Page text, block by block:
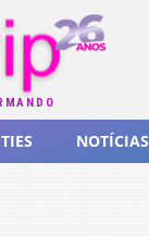
NOTÍCIAS